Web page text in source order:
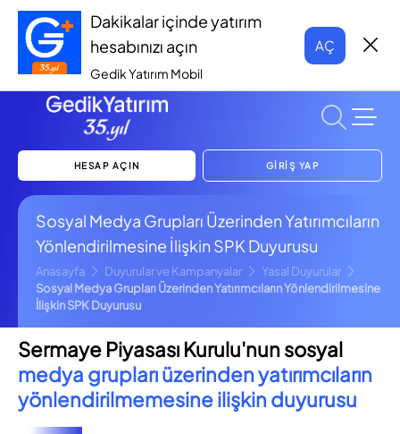
Dakikalar içinde yatırım
hesabınızı açın
Gedik Yatırım Mobil
AÇ
HESAP AÇIN GİRİŞ YAP
Sosyal Medya Grupları Üzerinden Yatırımcıların
Yönlendirilmesine İlişkin SPK Duyurusu
Anasayfa Duyurular ve Kampanyalar
Yasal Duyurular
Sosyal Medya Grupları Üzerinden Yatırımcıların Yönlendirilmesine
İlişkin SPK Duyurusu
Sermaye Piyasası Kurulu'nun sosyal
medya grupları üzerinden yatırımcıların
yönlendirilmemesine ilişkin duyurusu